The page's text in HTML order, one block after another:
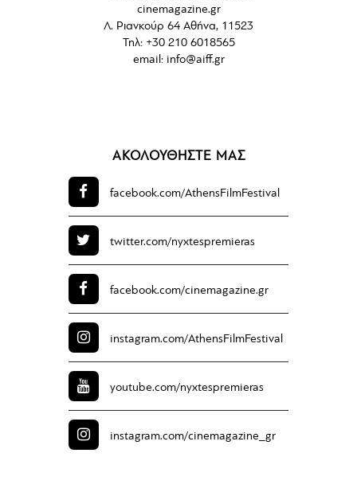
cinemagazine.gr
Λ. Ριανκούρ 64 Αθήνα, 11523
Τηλ: +30 210 6018565
email: info@aiff.gr
ΑΚΟΛΟΥΘΗΣΤΕ ΜΑΣ
facebook.com/AthensFilmFestival
twitter.com/nyxtespremieras
facebook.com/cinemagazine.gr
instagram.com/AthensFilmFestival
youtube.com/nyxtespremieras
instagram.com/cinemagazine_gr